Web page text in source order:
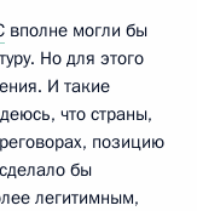
вполне могли бы
Но для этого
И такие
что страны,
позицию
бы
легитимным,